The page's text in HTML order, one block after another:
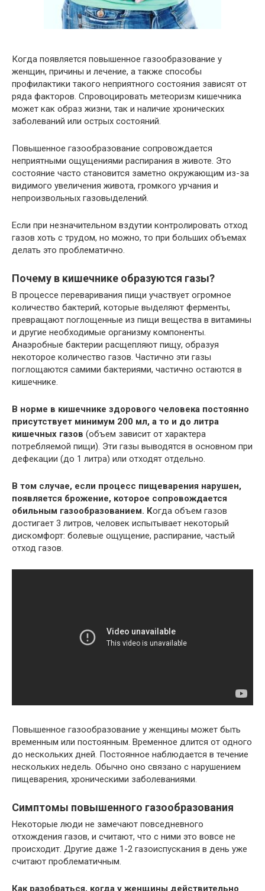
Когда появляется повышенное газообразование у
женщин, причины и лечение, а также способы
профилактики такого неприятного состояния зависят от
ряда факторов. Спровоцировать метеоризм кишечника
может как образ жизни, так и наличие хронических
заболеваний или острых состояний.
Повышенное газообразование сопровождается
неприятными ощущениями распирания в животе. Это
состояние часто становится заметно окружающим из-за
видимого увеличения живота, громкого урчания и
непроизвольных газовыделений.
Если при незначительном вздутии контролировать отход
газов хоть с трудом, но можно, то при больших объемах
делать это проблематично.
Почему в кишечнике образуются газы?
В процессе переваривания пищи участвует огромное
количество бактерий, которые выделяют ферменты,
превращают поглощенные из пищи вещества в витамины
и другие необходимые организму компоненты.
Анаэробные бактерии расщепляют пищу, образуя
некоторое количество газов. Частично эти газы
поглощаются самими бактериями, частично остаются в
кишечнике.
В норме в кишечнике здорового человека постоянно
присутствует минимум 200 мл, а то и до литра
кишечных газов (объем зависит от характера
потребляемой пищи). Эти газы выводятся в основном при
дефекации (до 1 литра) или отходят отдельно.
В том случае, если процесс пищеварения нарушен,
появляется брожение, которое сопровождается
обильным газообразованием. Когда объем газов
достигает 3 литров, человек испытывает некоторый
дискомфорт: болевые ощущение, распирание, частый
отход газов.
Повышенное газообразование у женщины может быть
временным или постоянным. Временное длится от одного
до нескольких дней. Постоянное наблюдается в течение
нескольких недель. Обычно оно связано с нарушением
пищеварения, хроническими заболеваниями.
Симптомы повышенного газообразования
Некоторые люди не замечают повседневного
отхождения газов, и считают, что с ними это вовсе не
происходит. Другие даже 1-2 газоиспускания в день уже
считают проблематичным.
Как разобраться, когда у женщины действительно